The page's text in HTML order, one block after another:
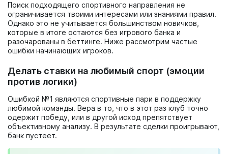
Поиск подходящего спортивного направления не
ограничивается твоими интересами или знаниями правил.
Однако это не учитывается большинством новичков,
которые в итоге остаются без игрового банка и
разочарованы в беттинге. Ниже рассмотрим частые
ошибки начинающих игроков.
Делать ставки на любимый спорт (эмоции
против логики)
Ошибкой №1 являются спортивные пари в поддержку
любимой команды. Вера в то, что в этот раз клуб точно
одержит победу, или в другой исход препятствует
объективному анализу. В результате сделки проигрывают,
банк пустеет.